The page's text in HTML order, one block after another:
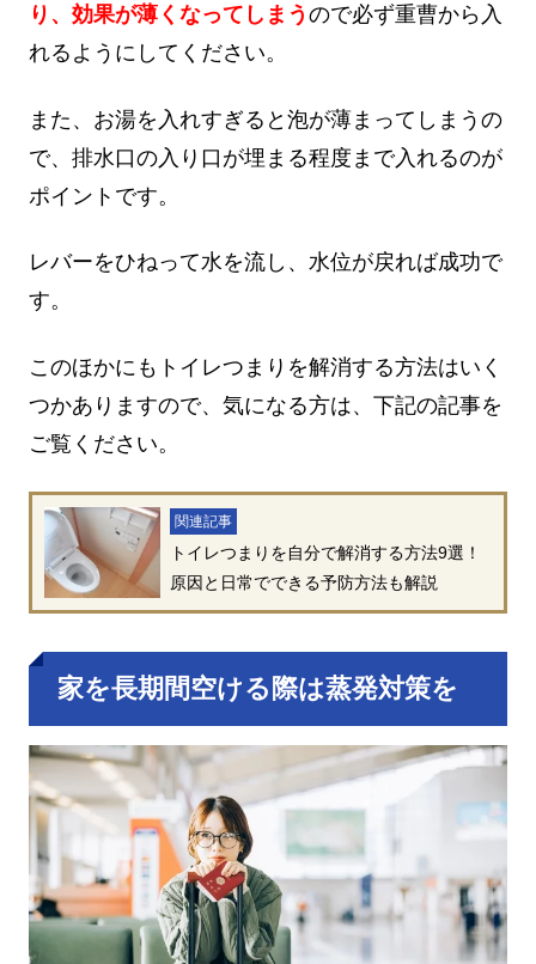
り、効果が薄くなってしまう ので必ず重曹から入
れるようにしてください。
また、お湯を入れすぎると泡が薄まってしまうの
で、排水口の入り口が埋まる程度まで入れるのが
ポイントです。
レバーをひねって水を流し、水位が戻れば成功で
す。
このほかにもトイレつまりを解消する方法はいく
つかありますので、気になる方は、下記の記事を
ご覧ください。
関連記事
トイレつまりを自分で解消する方法9選！
原因と日常でできる予防方法も解説
家を長期間空ける際は蒸発対策を